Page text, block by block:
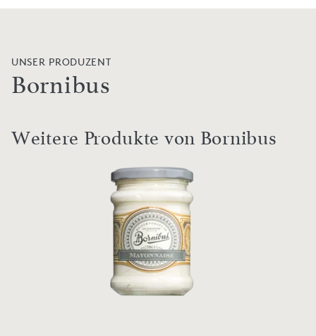
UNSER PRODUZENT
Bornibus
Weitere Produkte von Bornibus